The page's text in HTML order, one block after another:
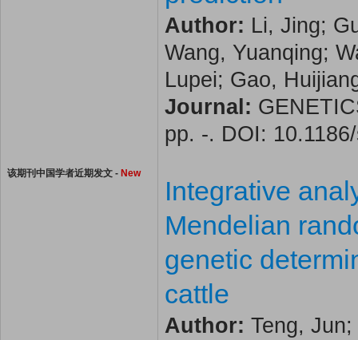
该期刊中国学者近期发文 - New
Author: Li, Jing;
Wang, Yuanqing;
Lupei; Gao,
Journal:
pp. -. DOI:
Integrative
Mendelian
genetic
cattle
Author: Teng,